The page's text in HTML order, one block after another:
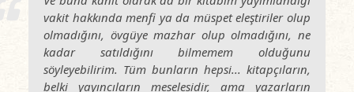
vakit hakkında menfi ya da müspet eleştiriler olup
olmadığını, övgüye mazhar olup olmadığını, ne
kadar satıldığını bilmemem olduğunu
söyleyebilirim. Tüm bunların hepsi... kitapçıların,
belki yayıncıların meselesidir, ama yazarların